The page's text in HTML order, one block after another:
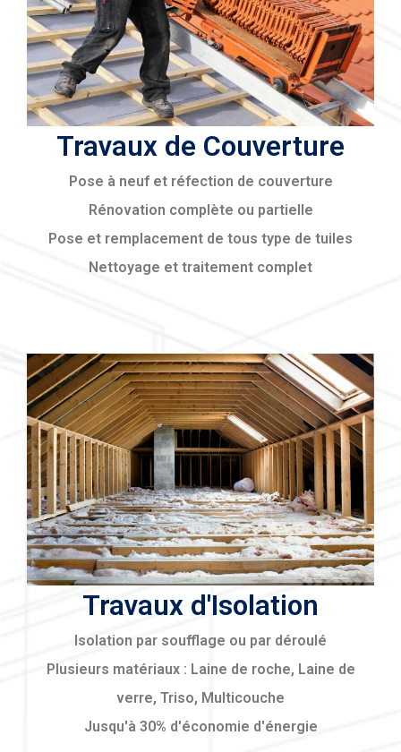
Travaux de Couverture
Pose à neuf et réfection de couverture
Rénovation complète ou partielle
Pose et remplacement de tous type de tuiles
Nettoyage et traitement complet
Travaux d'Isolation
Isolation par soufflage ou par déroulé
Plusieurs matériaux : Laine de roche, Laine de
verre, Triso, Multicouche
Jusqu'à 30% d'économie d'énergie